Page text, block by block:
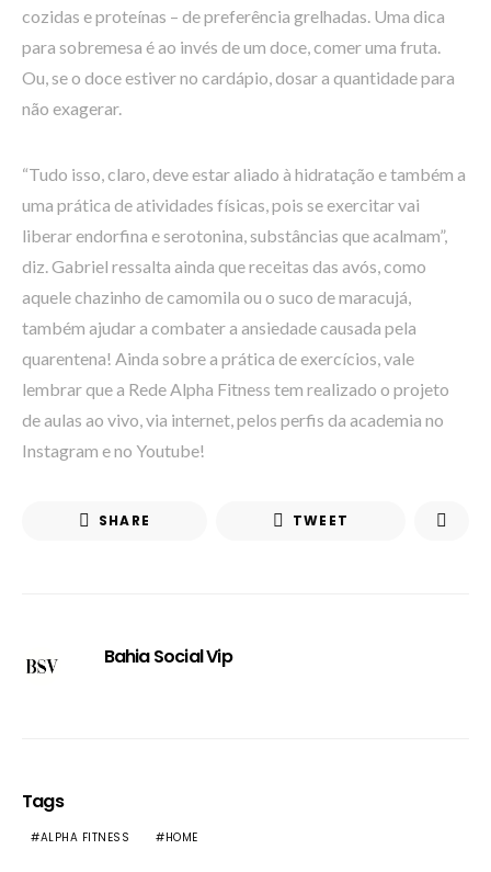
cozidas e proteínas – de preferência grelhadas. Uma dica
para sobremesa é ao invés de um doce, comer uma fruta.
Ou, se o doce estiver no cardápio, dosar a quantidade para
não exagerar.
“Tudo isso, claro, deve estar aliado à hidratação e também a
uma prática de atividades físicas, pois se exercitar vai
liberar endorfina e serotonina, substâncias que acalmam”,
diz. Gabriel ressalta ainda que receitas das avós, como
aquele chazinho de camomila ou o suco de maracujá,
também ajudar a combater a ansiedade causada pela
quarentena! Ainda sobre a prática de exercícios, vale
lembrar que a Rede Alpha Fitness tem realizado o projeto
de aulas ao vivo, via internet, pelos perfis da academia no
Instagram e no Youtube!
SHARE TWEET
Bahia Social Vip
Tags
ALPHA FITNESS HOME